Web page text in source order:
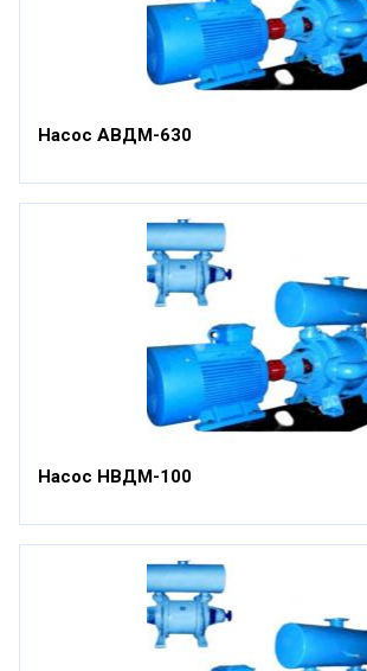
Насос АВДМ-630
Насос НВДМ-100